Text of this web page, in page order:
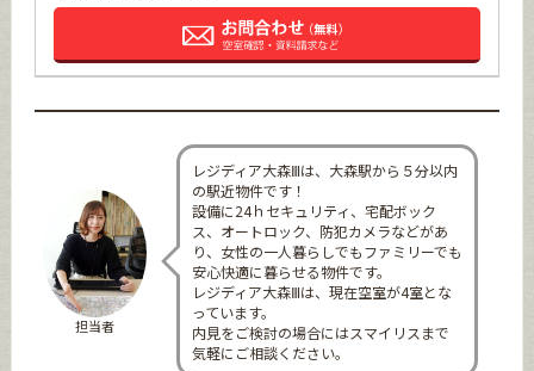
担当者
レジディア大森Ⅲは、大森駅から５分以内
の駅近物件です！
設備に24ｈセキュリティ、宅配ボック
ス、オートロック、防犯カメラなどがあ
り、女性の一人暮らしでもファミリーでも
安心快適に暮らせる物件です。
レジディア大森Ⅲは、現在空室が4室とな
っています。
内見をご検討の場合にはスマイリスまで
気軽にご相談ください。